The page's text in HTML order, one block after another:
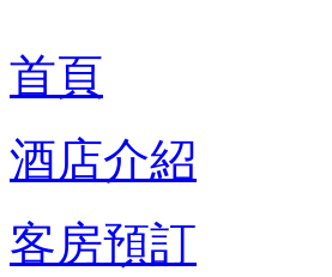
首頁
酒店介紹
客房預訂